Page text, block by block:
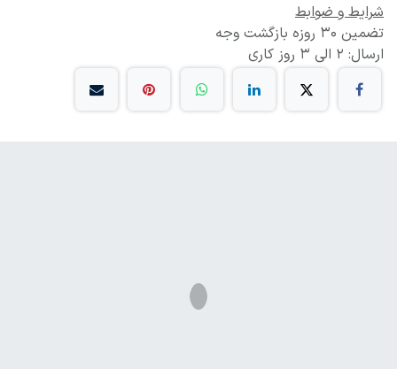
شرایط و ضوابط
تضمین 30 روزه بازگشت وجه
ارسال: 2 الی 3 روز کاری